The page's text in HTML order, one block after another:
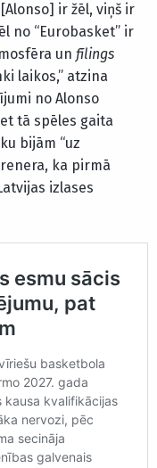
ir žēl, viņš ir
no “Eurobasket” ir
un fīlings
laikos,” atzina
no Alonso
tā spēles gaita
bijām “uz
ka pirmā
izlases